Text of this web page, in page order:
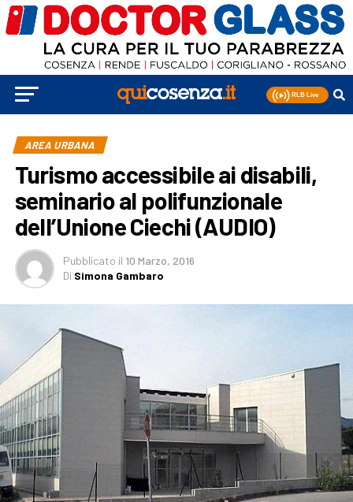
AREA URBANA
Turismo accessibile ai disabili,
seminario al polifunzionale
dell’Unione Ciechi (AUDIO)
Pubblicato il 10 Marzo, 2016
Di Simona Gambaro